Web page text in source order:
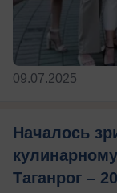
09.07.2025
Началось
Таганрог –